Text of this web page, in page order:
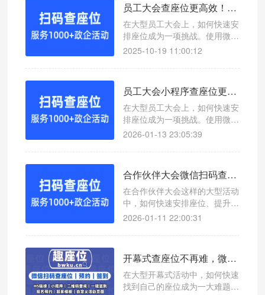
员工大会查座位更高效！微信扫码查座位系统助你轻松管理
在大型员工大会上，如何快速安
排座位成为一项挑战。使用微信
扫码查座位系统，可以实现一键
2025-10-19 11:00:12
员工大会小程序查座位更高效！微信扫码查座位系统助你轻松管理
在大型员工大会上，如何快速安
排座位成为一项挑战。使用微信
扫码查座位系统，可以实现一键
2026-01-13 23:05:39
合作伙伴大会微信扫码查座位系统助力活动座位管理
在合作伙伴大会这样的大型活动
中，如何快速安排座位、提升参
会体验成为一大挑战。本文介绍
微信扫码查座位系统，帮助您轻
2026-01-11 22:00:31
开幕式查座位不再难，微信扫码签到显示座位系统让流程更高效
在大型开幕式活动中，如何快速
找到自己的座位成为一大难题。